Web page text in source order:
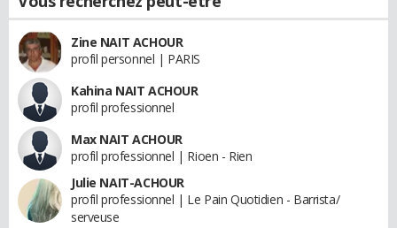
Zine NAIT ACHOUR
profil personnel | PARIS
Kahina NAIT ACHOUR
profil professionnel
Max NAIT ACHOUR
profil professionnel | Rioen - Rien
Julie NAIT-ACHOUR
profil professionnel | Le Pain Quotidien - Barrista/
serveuse